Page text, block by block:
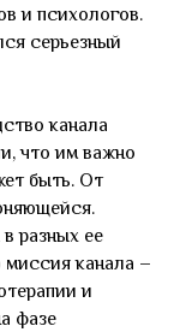
и психологов.
серьезный
канала
что им важно
быть. От
разных ее
канала –
и
фазе